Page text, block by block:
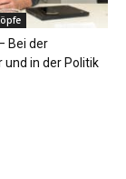
Bei der
und in der Politik